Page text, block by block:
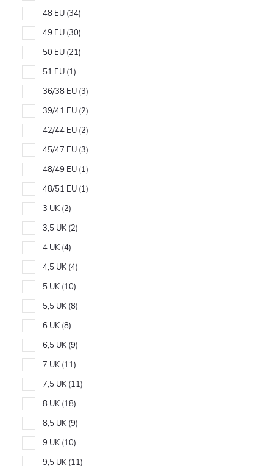
48 EU 34
49 EU 30
50 EU 21
51 EU 1
36/38 EU 3
39/41 EU 2
42/44 EU 2
45/47 EU 3
48/49 EU 1
48/51 EU 1
3 UK 2
3,5 UK 2
4 UK 4
4,5 UK 4
5 UK 10
5,5 UK 8
6 UK 8
6,5 UK 9
7 UK 11
7,5 UK 11
8 UK 18
8,5 UK 9
9 UK 10
9,5 UK 11